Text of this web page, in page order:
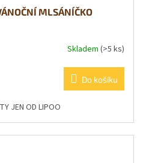
MLSÁNÍČKO
Skladem (>5 ks)
Do košíku
JEN OD LIPOO